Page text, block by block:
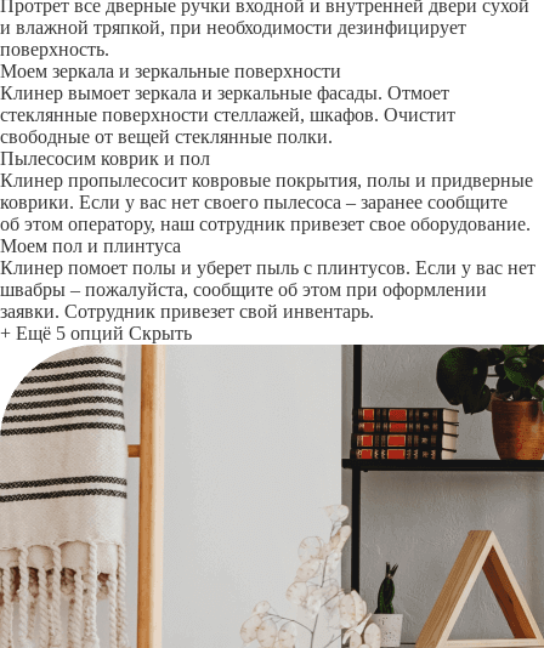
Протрет все дверные ручки входной и внутренней двери сухой
и влажной тряпкой, при необходимости дезинфицирует
поверхность.
Моем зеркала и зеркальные поверхности
Клинер вымоет зеркала и зеркальные фасады. Отмоет
стеклянные поверхности стеллажей, шкафов. Очистит
свободные от вещей стеклянные полки.
Пылесосим коврик и пол
Клинер пропылесосит ковровые покрытия, полы и придверные
коврики. Если у вас нет своего пылесоса – заранее сообщите
об этом оператору, наш сотрудник привезет свое оборудование.
Моем пол и плинтуса
Клинер помоет полы и уберет пыль с плинтусов. Если у вас нет
швабры – пожалуйста, сообщите об этом при оформлении
заявки. Сотрудник привезет свой инвентарь.
+ Ещё 5 опций Скрыть